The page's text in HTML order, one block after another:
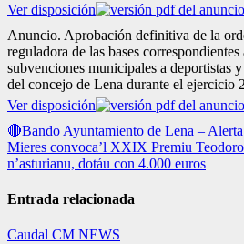
Ver disposición
Anuncio. Aprobación definitiva de la
reguladora de las bases
subvenciones municipales a deportistas
del concejo de Lena durante el ejercicio
Ver disposición
Navegación
de
🔴Bando Ayuntamiento de Lena –
Mieres convoca’l XXIX Premiu Teodoro
n’asturianu, dotáu con 4.000 euros
Entrada relacionada
Caudal CM NEWS